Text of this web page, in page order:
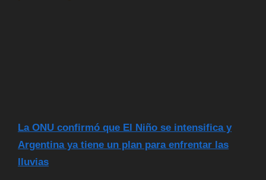
La ONU confirmó que El Niño se intensifica y
Argentina ya tiene un plan para enfrentar las
lluvias